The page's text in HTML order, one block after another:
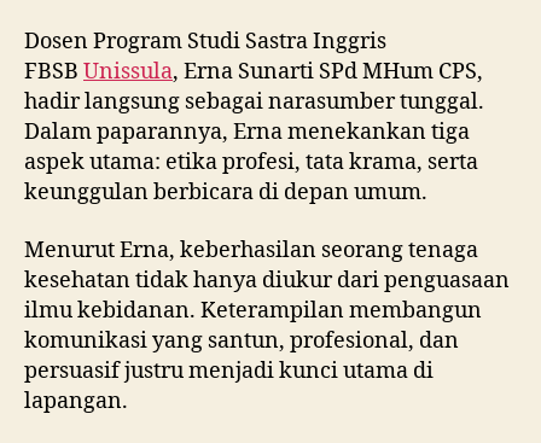
Dosen Program Studi Sastra Inggris
FBSB Unissula, Erna Sunarti SPd MHum CPS,
hadir langsung sebagai narasumber tunggal.
Dalam paparannya, Erna menekankan tiga
aspek utama: etika profesi, tata krama, serta
keunggulan berbicara di depan umum.
Menurut Erna, keberhasilan seorang tenaga
kesehatan tidak hanya diukur dari penguasaan
ilmu kebidanan. Keterampilan membangun
komunikasi yang santun, profesional, dan
persuasif justru menjadi kunci utama di
lapangan.